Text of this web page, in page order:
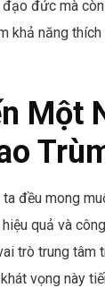
đức mà
khả năng
Một
đều mong
quả và
trò trung tâm
vọng này